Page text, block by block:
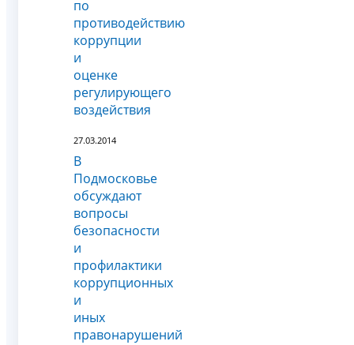
по
противодействию
коррупции
и
оценке
регулирующего
воздействия
27.03.2014
В
Подмосковье
обсуждают
вопросы
безопасности
и
профилактики
коррупционных
и
иных
правонарушений